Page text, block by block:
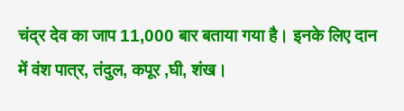
चंद्र देव का जाप 11,000 बार बताया गया है। इनके लिए दान
में वंश पात्र, तंदुल, कपूर ,घी, शंख।